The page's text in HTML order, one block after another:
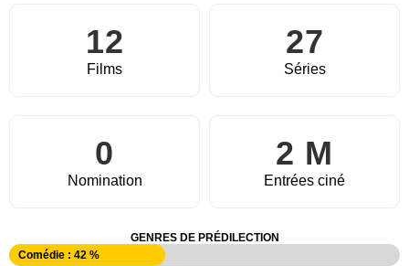
12
Films
27
Séries
0
Nomination
2 M
Entrées ciné
GENRES DE PRÉDILECTION
Comédie : 42 %